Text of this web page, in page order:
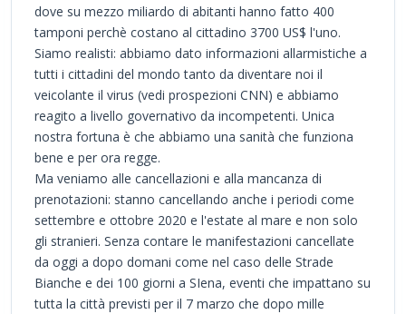
dove su mezzo miliardo di abitanti hanno fatto 400
tamponi perchè costano al cittadino 3700 US$ l'uno.
Siamo realisti: abbiamo dato informazioni allarmistiche a
tutti i cittadini del mondo tanto da diventare noi il
veicolante il virus (vedi prospezioni CNN) e abbiamo
reagito a livello governativo da incompetenti. Unica
nostra fortuna è che abbiamo una sanità che funziona
bene e per ora regge.
Ma veniamo alle cancellazioni e alla mancanza di
prenotazioni: stanno cancellando anche i periodi come
settembre e ottobre 2020 e l'estate al mare e non solo
gli stranieri. Senza contare le manifestazioni cancellate
da oggi a dopo domani come nel caso delle Strade
Bianche e dei 100 giorni a SIena, eventi che impattano su
tutta la città previsti per il 7 marzo che dopo mille